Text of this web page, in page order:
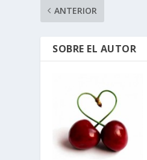
ANTERIOR
SOBRE EL AUTOR